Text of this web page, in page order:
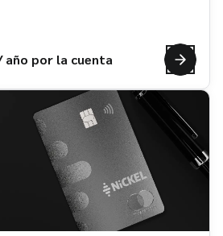
año por la cuenta